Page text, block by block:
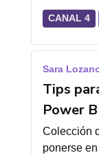
CANAL 4
Sara
Tips
Power
Colección
ponerse